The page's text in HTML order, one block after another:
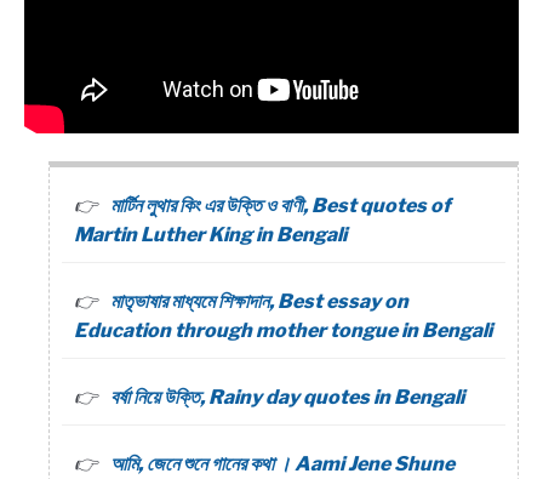
মার্টিন লুথার কিং এর উক্তি ও বাণী, Best quotes of
Martin Luther King in Bengali
মাতৃভাষার মাধ্যমে শিক্ষাদান, Best essay on
Education through mother tongue in Bengali
বর্ষা নিয়ে উক্তি, Rainy day quotes in Bengali
আমি, জেনে শুনে গানের কথা । Aami Jene Shune